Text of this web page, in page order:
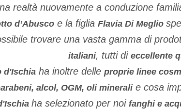
realtà nuovamente a conduzione
d’Abuscoe la figlia Flavia Di Meglio
trovare una vasta gamma di
italiani, tutti di eccellente
d'Ischiaha inoltre delle proprie linee
alcol, OGM, oli mineralie cosa
ha selezionato per noi fanghi e